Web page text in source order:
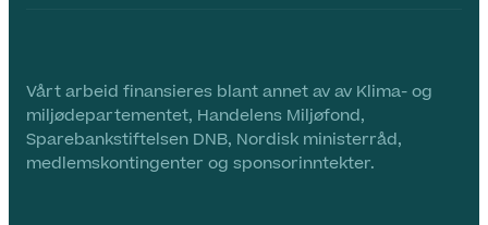
Vårt arbeid finansieres blant annet av av Klima- og
miljødepartementet, Handelens Miljøfond,
Sparebankstiftelsen DNB, Nordisk ministerråd,
medlemskontingenter og sponsorinntekter.